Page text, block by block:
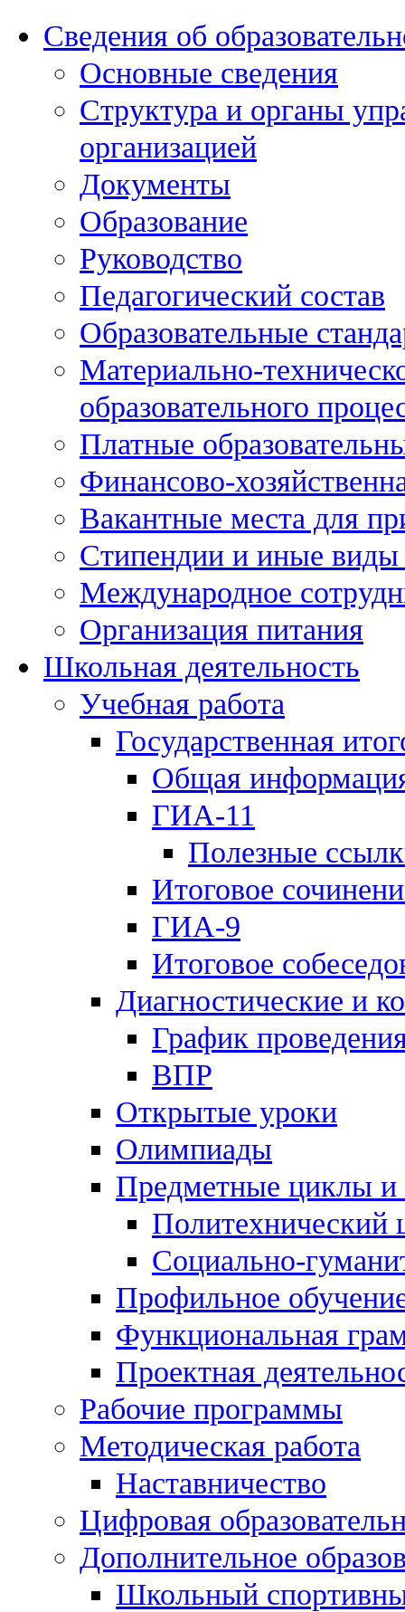
Сведения об
Основные сведения
Структура и органы
организацией
Документы
Образование
Руководство
Педагогический состав
Образовательные
Материально-
образовательного
Платные
Финансово-
Вакантные места для
Стипендии и иные виды
Международное
Организация питания
Школьная деятельность
Учебная работа
Государственная
Общая
ГИА-11
Полезные
Итоговое
ГИА-9
Итоговое
Диагностические и
График
ВПР
Открытые уроки
Олимпиады
Предметные циклы и
Политехнический
Социально-
Профильное
Функциональная
Проектная
Рабочие программы
Методическая работа
Наставничество
Цифровая
Дополнительное
Школьный